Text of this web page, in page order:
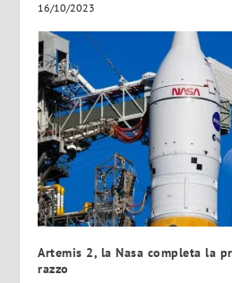
16/10/2023
Artemis 2, la Nasa completa la
razzo